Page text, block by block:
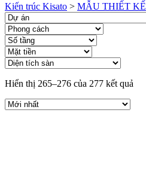
Kiến trúc Kisato > MẪU THIẾT KẾ
Hiển thị 265–276 của 277 kết quả